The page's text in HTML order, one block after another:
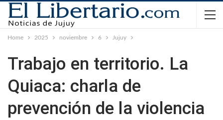
Home 2025 noviembre 6 Jujuy
Trabajo en territorio. La
Quiaca: charla de
prevención de la violencia